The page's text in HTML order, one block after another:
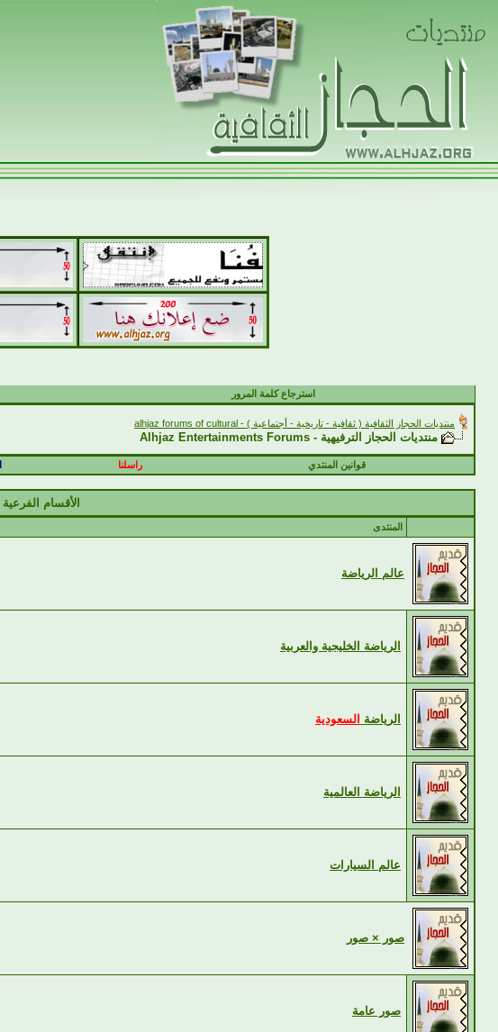
استرجاع كلمة المرور
منتديات الحجاز الثقافية ( ثقافية - تاريخية - أجتماعية ) - alhjaz forums of cultural
منتديات الحجاز الترفيهية - Alhjaz Entertainments Forums
قوانين المنتدي
راسلنا
الأقسام الفرعية
المنتدى
عالم الرياضة
الرياضة الخليجية والعربية
الرياضة السعودية
الرياضة العالمية
عالم السيارات
صور × صور
صور عامة